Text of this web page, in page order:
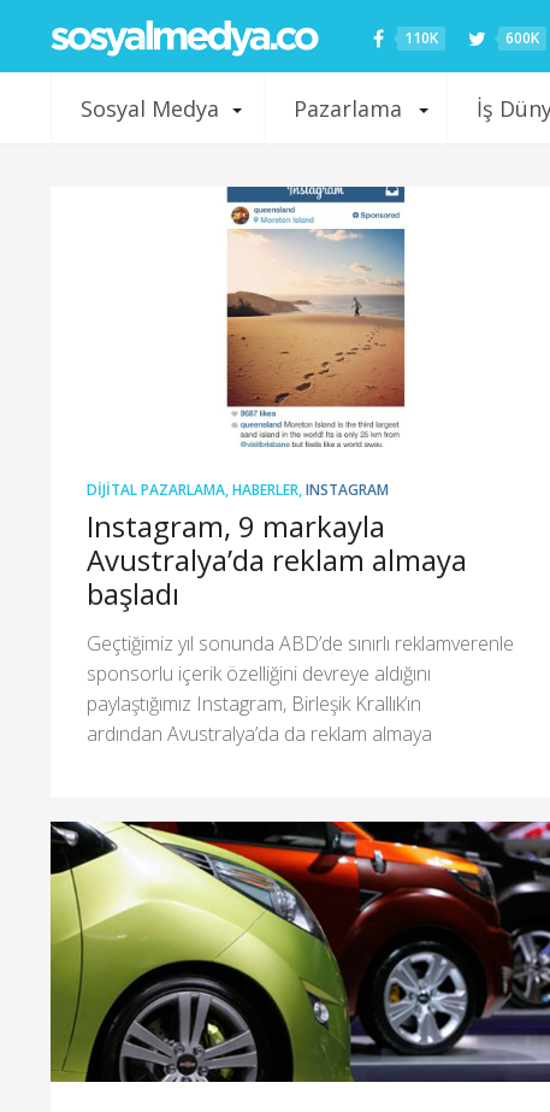
110K 600K
Sosyal Medya Pazarlama İş
DIJITAL PAZARLAMA,HABERLER,INSTAGRAM
Instagram, 9 markayla
Avustralya’da reklam almaya
başladı
Geçtiğimiz yıl sonunda ABD’de sınırlı reklamverenle
sponsorlu içerik özelliğini devreye aldığını
paylaştığımız Instagram, Birleşik Krallık’ın
ardından Avustralya’da da reklam almaya